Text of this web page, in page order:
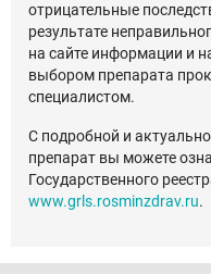
отрицательные
результате
на сайте информации и
выбором препарата
специалистом.
С подробной и
препарат вы можете
Государственного
www.grls.rosminzdrav.ru.